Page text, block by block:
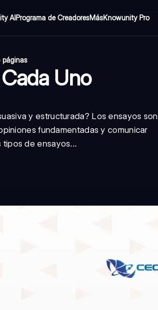
AIPrograma de CreadoresMásKnowunity Pro
páginas
Uno
y estructurada? Los ensayos son
fundamentadas y comunicar
de ensayos...